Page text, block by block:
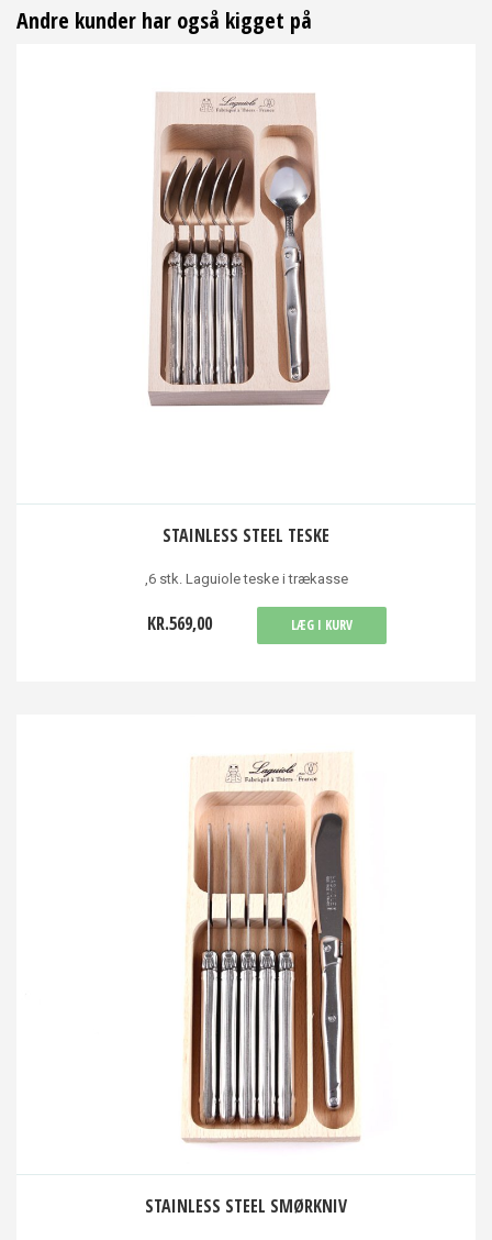
Andre kunder har også kigget på
STAINLESS STEEL TESKE
,6 stk. Laguiole teske i trækasse
KR.569,00 LÆG I KURV
STAINLESS STEEL SMØRKNIV